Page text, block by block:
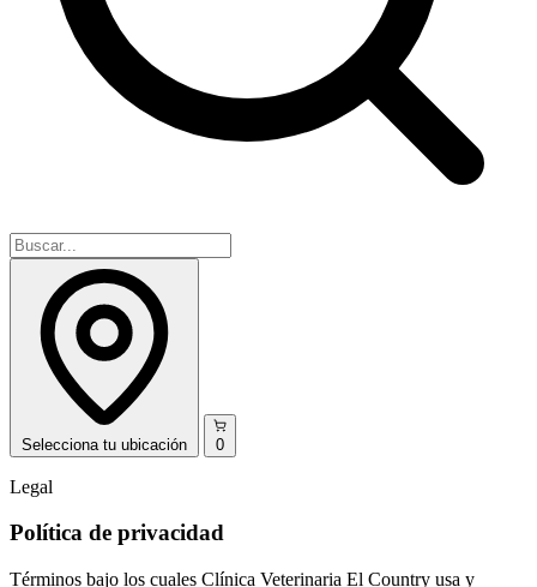
Selecciona tu ubicación 0
Legal
Política de privacidad
Términos bajo los cuales Clínica Veterinaria El Country usa y